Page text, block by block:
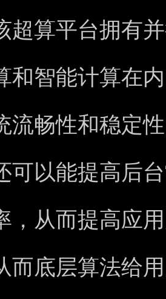
超算平台拥有
和智能计算在
流畅性和稳定
可以能提高后
，从而提高应
而底层算法给